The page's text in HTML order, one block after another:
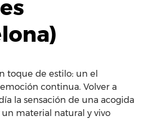
toque de estilo: un el
continua. Volver a
la sensación de una acogida
material natural y vivo